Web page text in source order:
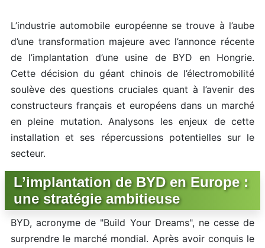
L’industrie automobile européenne se trouve à l’aube
d’une transformation majeure avec l’annonce récente
de l’implantation d’une usine de BYD en Hongrie.
Cette décision du géant chinois de l’électromobilité
soulève des questions cruciales quant à l’avenir des
constructeurs français et européens dans un marché
en pleine mutation. Analysons les enjeux de cette
installation et ses répercussions potentielles sur le
secteur.
L’implantation de BYD en Europe :
une stratégie ambitieuse
BYD, acronyme de "Build Your Dreams", ne cesse de
surprendre le marché mondial. Après avoir conquis le